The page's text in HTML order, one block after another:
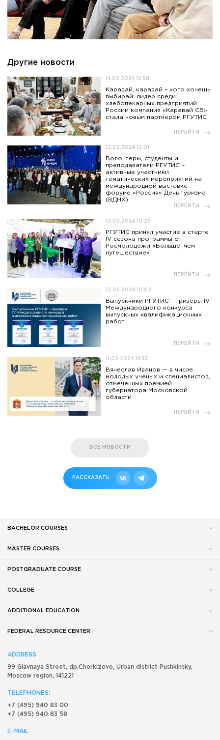
Другие новости
14.02.2024 12:58
Каравай, каравай – кого хочешь
выбирай: лидер среди
хлебопекарных предприятий
России компания «Каравай СВ»
стала новым партнером РГУТИС
ПЕРЕЙТИ
12.02.2024 12:01
Волонтеры, студенты и
преподаватели РГУТИС –
активные участники
тематических мероприятий на
международной выставке-
форуме «Россия» День туризма
(ВДНХ)
ПЕРЕЙТИ
12.02.2024 10:26
РГУТИС принял участие в старте
IV сезона программы от
Росмолодёжи «Больше, чем
путешествие»
ПЕРЕЙТИ
12.02.2024 10:02
Выпускники РГУТИС - призеры IV
Международного конкурса
выпускных квалификационных
работ
ПЕРЕЙТИ
11.02.2024 14:53
Вячеслав Иванов — в числе
молодых ученых и специалистов,
отмеченных премией
губернатора Московской
области
ПЕРЕЙТИ
ВСЕ НОВОСТИ
РАССКАЗАТЬ
BACHELOR COURSES
MASTER COURSES
POSTGRADUATE COURSE
COLLEGE
ADDITIONAL EDUCATION
FEDERAL RESOURCE CENTER
ADDRESS
99 Glavnaya Street, dp.Cherkizovo, Urban district Pushkinsky,
Moscow region, 141221
TELEPHONES:
+7 (495) 940 83 00
+7 (495) 940 83 58
E-MAIL